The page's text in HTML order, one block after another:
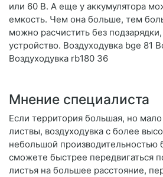
или 60 В. А еще у аккумулятора
емкость. Чем она больше, тем
можно расчистить без
устройство. Воздуходувка bge 81
Воздуходувка rb180 36
Мнение специалиста
Если территория большая, но
листвы, воздуходувка с более
небольшой производительностью
сможете быстрее передвигаться
листья на большее расстояние,